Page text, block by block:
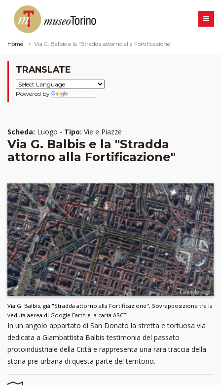
Home Via G. Balbis e la "Stradda attorno alla Fortificazione"
TRANSLATE
Powered by
Scheda: Luogo - Tipo: Vie e Piazze
Via G. Balbis e la "Stradda
attorno alla Fortificazione"
Via G. Balbis, già "Stradda attorno alla Fortificazione", Sovrapposizione tra la
veduta aerea di Google Earth e la carta ASCT
In un angolo appartato di San Donato la stretta e tortuosa via
dedicata a Giambattista Balbis testimonia del passato
protoindustriale della Città e rappresenta una rara traccia della
storia pre-urbana di questa parte del territorio.